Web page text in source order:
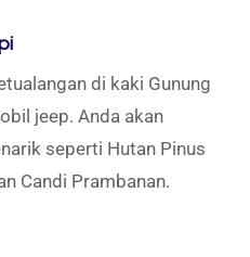
di kaki Gunung
jeep. Anda akan
seperti Hutan Pinus
Candi Prambanan.